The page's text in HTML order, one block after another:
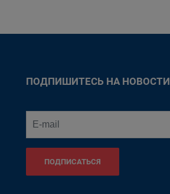
ПОДПИШИТЕСЬ НА НОВОСТИ
ПОДПИСАТЬСЯ